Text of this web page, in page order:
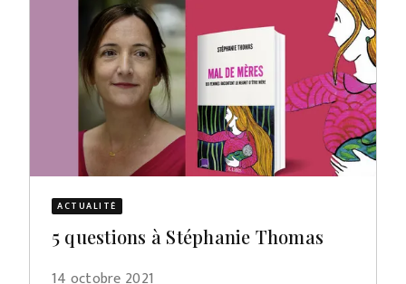
ACTUALITÉ
5 questions à Stéphanie Thomas